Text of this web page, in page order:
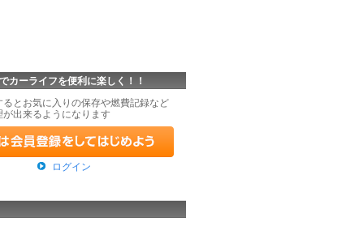
カーライフを便利に楽しく！！
るとお気に入りの保存や燃費記録など
が出来るようになります
ログイン